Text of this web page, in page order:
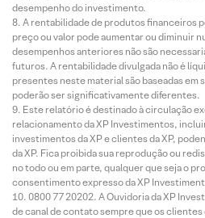
desempenho do investimento.
A rentabilidade de produtos financeiros
preço ou valor pode aumentar ou diminuir
desempenhos anteriores não são
futuros. A rentabilidade divulgada não é
presentes neste material são baseadas em
poderão ser significativamente diferentes.
Este relatório é destinado à circulação
relacionamento da XP Investimentos,
investimentos da XP e clientes da XP,
da XP. Fica proibida sua reprodução ou
no todo ou em parte, qualquer que seja o
consentimento expresso da XP
0800 77 20202. A Ouvidoria da XP
de canal de contato sempre que os